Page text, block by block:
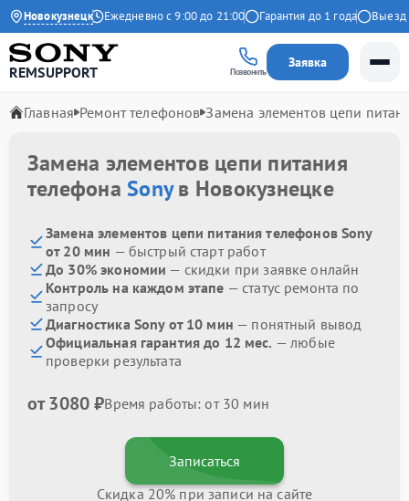
Новокузнецк
4.9 на Яндекс Ежедневно с 9:00 до 21:00 Гарантия до 1 года Выезд
REMSUPPORT Позвонить
Заявка
Главная Ремонт телефонов Замена элементов цепи
Замена элементов цепи питания
телефонаSonyв Новокузнецке
Замена элементов цепи питания телефонов Sony
от 20 мин — быстрый старт работ
До 30% экономии — скидки при заявке онлайн
Контроль на каждом этапе — статус ремонта по
запросу
Диагностика Sony от 10 мин — понятный вывод
Официальная гарантия до 12 мес. — любые
проверки результата
от 3080 ₽Время работы: от 30 мин
Записаться
Скидка 20% при записи на сайте